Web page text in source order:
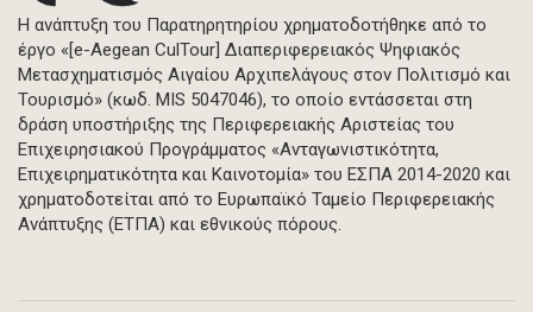
Η ανάπτυξη του Παρατηρητηρίου χρηματοδοτήθηκε από το
έργο «[e-Aegean CulTour] Διαπεριφερειακός Ψηφιακός
Μετασχηματισμός Αιγαίου Αρχιπελάγους στον Πολιτισμό και
Τουρισμό» (κωδ. MIS 5047046), το οποίο εντάσσεται στη
δράση υποστήριξης της Περιφερειακής Αριστείας του
Επιχειρησιακού Προγράμματος «Ανταγωνιστικότητα,
Επιχειρηματικότητα και Καινοτομία» του ΕΣΠΑ 2014-2020 και
χρηματοδοτείται από το Ευρωπαϊκό Ταμείο Περιφερειακής
Ανάπτυξης (ΕΤΠΑ) και εθνικούς πόρους.